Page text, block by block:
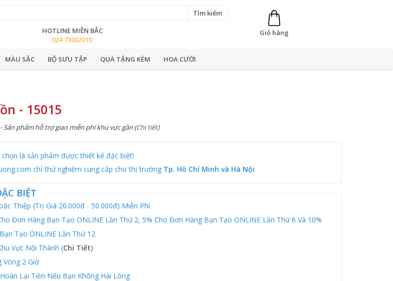
Tìm kiếm
HOTLINE MIỀN BẮC
024 73002010
Giỏ hàng
MÀU SẮC BỘ SƯU TẬP QUÀ TẶNG KÈM HOA CƯỚI
- 15015
Sản phẩm hỗ trợ giao miễn phí khu vực gần (Chi tiết)
là sản phẩm được thiết kế đặc biệt!
chỉ thử nghiệm cung cấp cho thị trường Tp. Hồ Chí Minh và Hà Nội
BIỆT
Thiệp (trị Giá 20.000đ - 50.000đ) Miễn Phí
Đơn Hàng Bạn Tạo ONLINE Lần Thứ 2, 5% Cho Đơn Hàng Bạn Tạo ONLINE Lần Thứ 6 Và 10%
Tạo ONLINE Lần Thứ 12.
Vực Nội Thành (Chi Tiết)
Vòng 2 Giờ
Lại Tiền Nếu Bạn Không Hài Lòng